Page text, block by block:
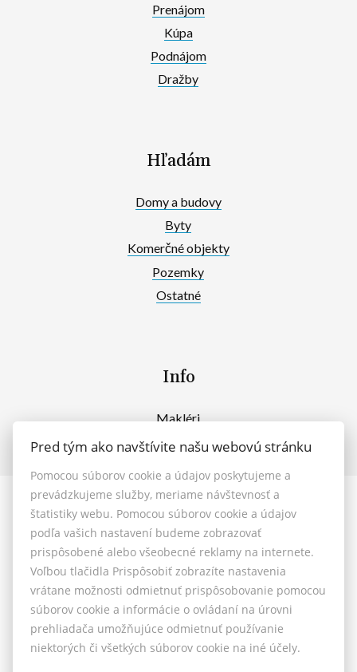
Prenájom
Kúpa
Podnájom
Dražby
Hľadám
Domy a budovy
Byty
Komerčné objekty
Pozemky
Ostatné
Info
Makléri
Napíšte nám
© 2026 - MAXFIN REAL s.r.o.
Vašinova 125/61, Nitra 949 01, E-mail: reality@maxfinreal.sk
Nastavenie cookies
Všeobecné podmienky sprostredkovania
Reklamačný poriadok
Cenník služieb
Pred tým ako navštívite našu webovú stránku
Pomocou súborov cookie a údajov poskytujeme a
prevádzkujeme služby, meriame návštevnosť a
štatistiky webu. Pomocou súborov cookie a údajov
podľa vašich nastavení budeme zobrazovať
prispôsobené alebo všeobecné reklamy na internete.
Voľbou tlačidla Prispôsobiť zobrazíte nastavenia
vrátane možnosti odmietnuť prispôsobovanie pomocou
súborov cookie a informácie o ovládaní na úrovni
prehliadača umožňujúce odmietnuť používanie
niektorých či všetkých súborov cookie na iné účely.